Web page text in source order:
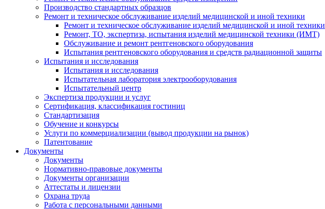
Производство стандартных образцов
Ремонт и техническое обслуживание изделий медицинской и иной техники
Ремонт и техническое обслуживание изделий медицинской и иной техники
Ремонт, ТО, экспертиза, испытания изделий медицинской техники (ИМТ)
Обслуживание и ремонт рентгеновского оборудования
Испытания рентгеновского оборудования и средств радиационной защиты
Испытания и исследования
Испытания и исследования
Испытательная лаборатория электрооборудования
Испытательный центр
Экспертиза продукции и услуг
Сертификация, классификация гостиниц
Стандартизация
Обучение и конкурсы
Услуги по коммерциализации (вывод продукции на рынок)
Патентование
Документы
Документы
Нормативно-правовые документы
Документы организации
Аттестаты и лицензии
Охрана труда
Работа с персональными данными